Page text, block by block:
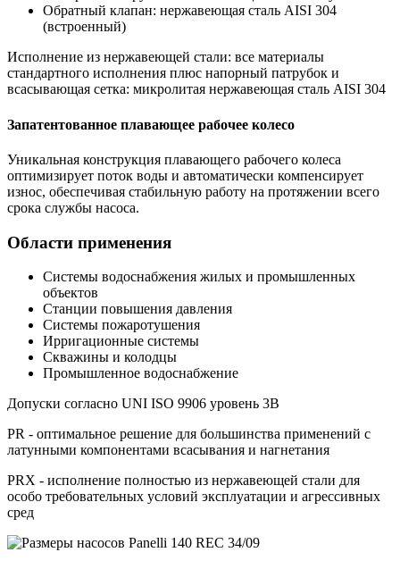
Обратный клапан: нержавеющая сталь AISI 304
(встроенный)
Исполнение из нержавеющей стали: все материалы
стандартного исполнения плюс напорный патрубок и
всасывающая сетка: микролитая нержавеющая сталь AISI 304
Запатентованное плавающее рабочее колесо
Уникальная конструкция плавающего рабочего колеса
оптимизирует поток воды и автоматически компенсирует
износ, обеспечивая стабильную работу на протяжении всего
срока службы насоса.
Области применения
Системы водоснабжения жилых и промышленных
объектов
Станции повышения давления
Системы пожаротушения
Ирригационные системы
Скважины и колодцы
Промышленное водоснабжение
Допуски согласно UNI ISO 9906 уровень 3B
PR - оптимальное решение для большинства применений с
латунными компонентами всасывания и нагнетания
PRX - исполнение полностью из нержавеющей стали для
особо требовательных условий эксплуатации и агрессивных
сред